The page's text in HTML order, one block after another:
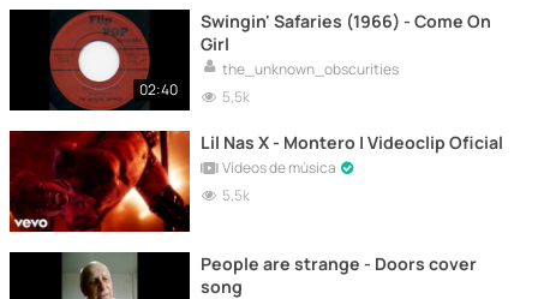
02:40
Swingin' Safaries (1966) - Come On
Girl
the_unknown_obscurities
5,5k
Lil Nas X - Montero | Videoclip Oficial
Vídeos de música
5,5k
People are strange - Doors cover
song